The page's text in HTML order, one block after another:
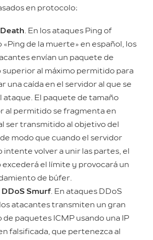
en protocolo:
. En los ataques Ping of
«Ping de la muerte» en español, los
envían un paquete de
superior al máximo permitido para
una caída en el servidor al que se
ataque. El paquete de tamaño
al permitido se fragmenta en
ser transmitido al objetivo del
modo que cuando el servidor
intente volver a unir las partes, el
excederá el límite y provocará un
de búfer.
Smurf. En ataques DDoS
atacantes transmiten un gran
de paquetes ICMP usando una IP
falsificada, que pertenezca al